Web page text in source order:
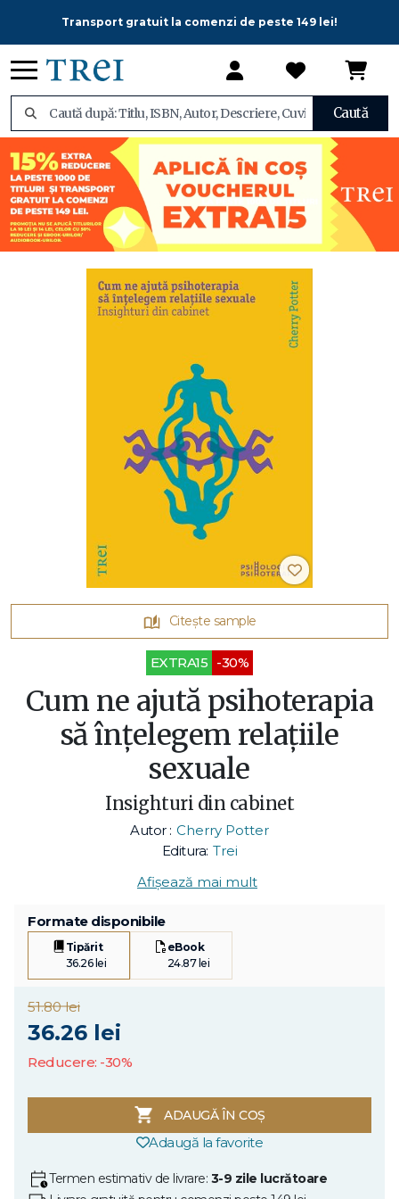
Transport gratuit la comenzi de peste 149 lei!
Caută
Citește sample
EXTRA15 -30%
Cum ne ajută psihoterapia
să înțelegem relațiile
sexuale
Insighturi din cabinet
Autor : Cherry Potter
Editura: Trei
Afișează mai mult
Formate disponibile
Tipărit
36.26 lei
eBook
24.87 lei
51.80 lei
36.26 lei
Reducere: -30%
ADAUGĂ ÎN COȘ
Adaugă la favorite
Termen estimativ de livrare: 3-9 zile lucrătoare